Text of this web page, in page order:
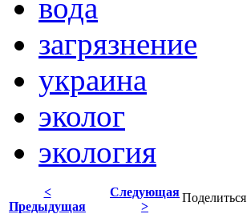
вода
загрязнение
украина
эколог
экология
Поделиться
<
Предыдущая
Следующая
>